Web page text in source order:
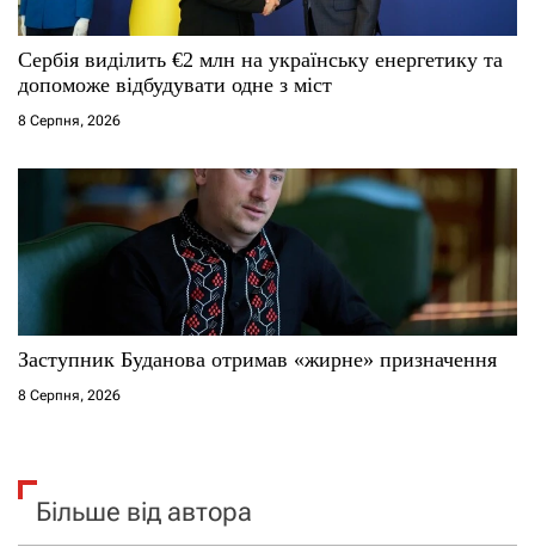
Сербія виділить €2 млн на українську енергетику та
допоможе відбудувати одне з міст
8 Серпня, 2026
Заступник Буданова отримав «жирне» призначення
8 Серпня, 2026
Більше від автора